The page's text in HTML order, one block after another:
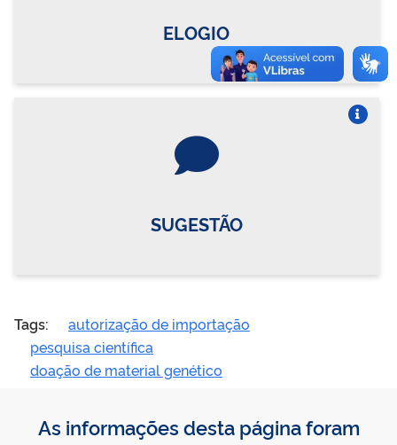
ELOGIO
SUGESTÃO
Tags:
autorização de importação
pesquisa científica
doação de material genético
As informações desta página foram